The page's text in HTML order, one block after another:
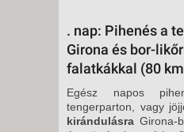
. nap: Pihenés a
Girona és bor-
falatkákkal (80
Egész napos
tengerparton, vagy
kirándulásra Girona-